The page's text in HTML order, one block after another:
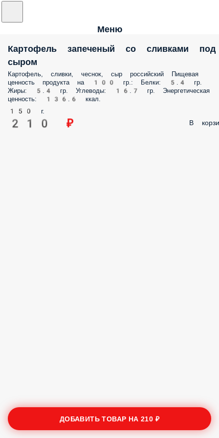
Меню
Картофель запеченый со сливками под
сыром
Картофель, сливки, чеснок, сыр российский Пищевая
ценность продукта на 100 гр.: Белки: 5.4 гр.
Жиры: 5.4 гр. Углеводы: 16.7 гр. Энергетическая
ценность: 136.6 ккал.
150 г.
210 ₽ В
ДОБАВИТЬ ТОВАР НА210 ₽